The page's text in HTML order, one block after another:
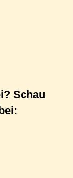
Schau